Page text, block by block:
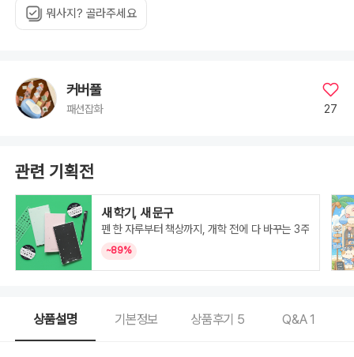
뭐사지? 골라주세요
커버풀
패션잡화 27
관련 기획전
새 학기, 새 문구
펜 한 자루부터 책상까지, 개학 전에 다 바꾸는 3주
~89%
상품설명 기본정보 상품후기 5 Q&A1